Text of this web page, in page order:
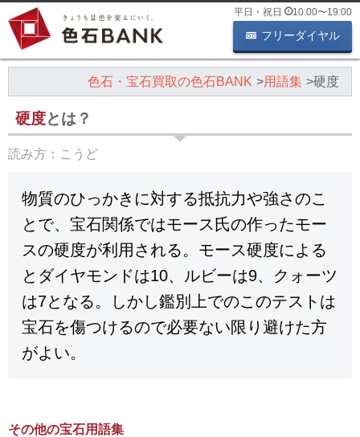
平日・祝日 10:00〜19:00
フリーダイヤル
色石・宝石買取の色石BANK 用語集 硬度
硬度とは？
読み方： こうど
物質のひっかきに対する抵抗力や強さのこ
とで、宝石関係ではモース氏の作ったモー
スの硬度が利用される。モース硬度による
とダイヤモンドは10、ルビーは9、クォーツ
は7となる。しかし鑑別上でのこのテストは
宝石を傷つけるので必要ない限り避けた方
がよい。
その他の宝石用語集